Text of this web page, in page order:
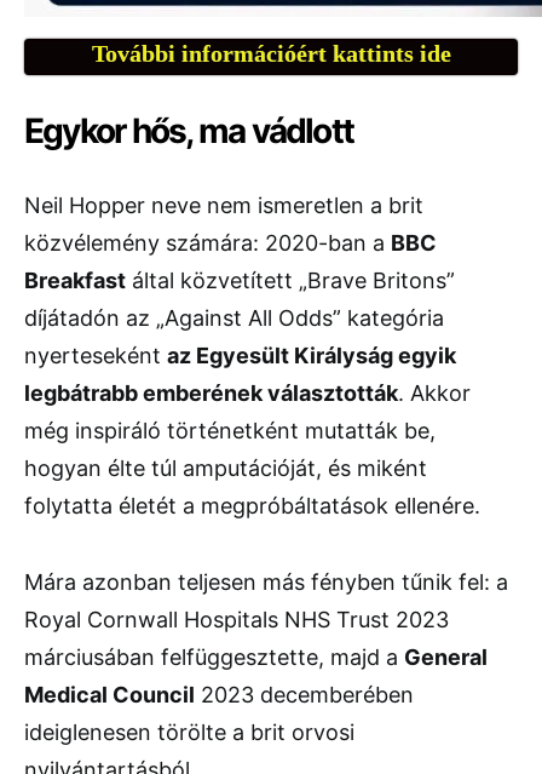
További információért kattints ide
Egykor hős, ma vádlott
Neil Hopper neve nem ismeretlen a brit
közvélemény számára: 2020-ban a BBC
Breakfast által közvetített „Brave Britons”
díjátadón az „Against All Odds” kategória
nyerteseként az Egyesült Királyság egyik
legbátrabb emberének választották. Akkor
még inspiráló történetként mutatták be,
hogyan élte túl amputációját, és miként
folytatta életét a megpróbáltatások ellenére.
Mára azonban teljesen más fényben tűnik fel: a
Royal Cornwall Hospitals NHS Trust 2023
márciusában felfüggesztette, majd a General
Medical Council 2023 decemberében
ideiglenesen törölte a brit orvosi